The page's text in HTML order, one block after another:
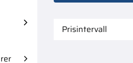
Prisintervall